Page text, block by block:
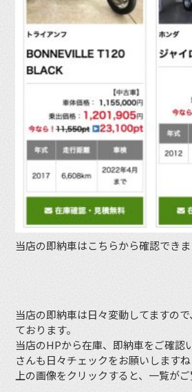
当店の即納車はこちらから確認でき
当店の即納車は日々変動してますの
ております。
当店のHPから在庫、即納車をご確認
さんも日々チェックをお願いしますね
上の画像をクリックすると、一覧が